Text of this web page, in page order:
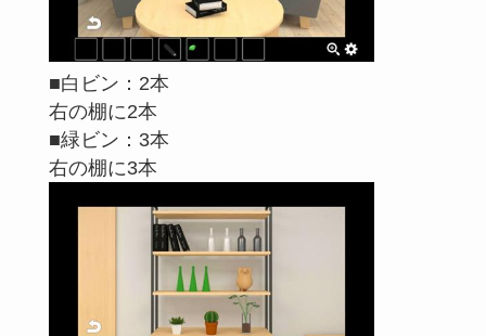
■白ビン：2本
右の棚に2本
■緑ビン：3本
右の棚に3本